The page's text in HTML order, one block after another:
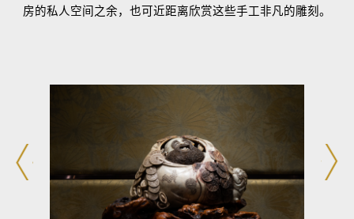
房的私人空间之余，也可近距离欣赏这些手工非凡的雕刻。